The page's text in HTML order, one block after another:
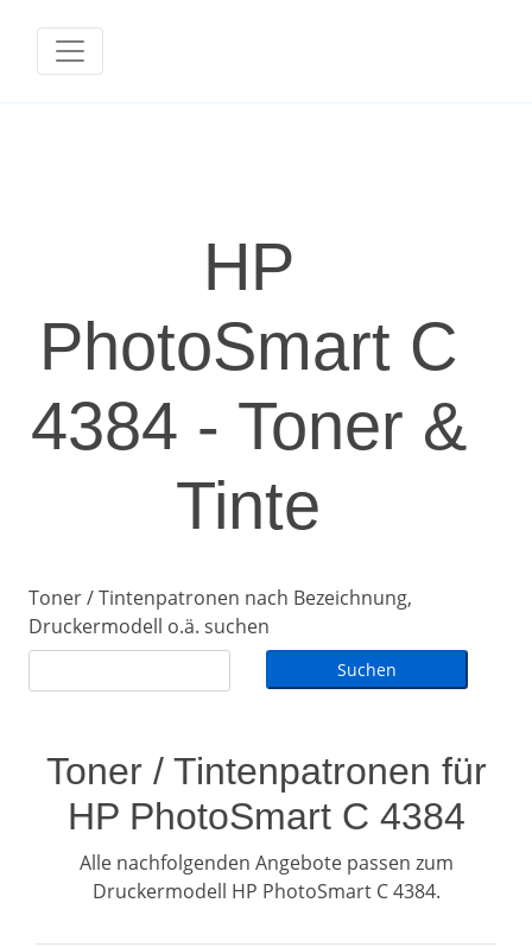
HP
PhotoSmart C
4384 - Toner &
Tinte
Toner / Tintenpatronen nach Bezeichnung,
Druckermodell o.ä. suchen
Toner / Tintenpatronen für
HP PhotoSmart C 4384
Alle nachfolgenden Angebote passen zum
Druckermodell HP PhotoSmart C 4384.